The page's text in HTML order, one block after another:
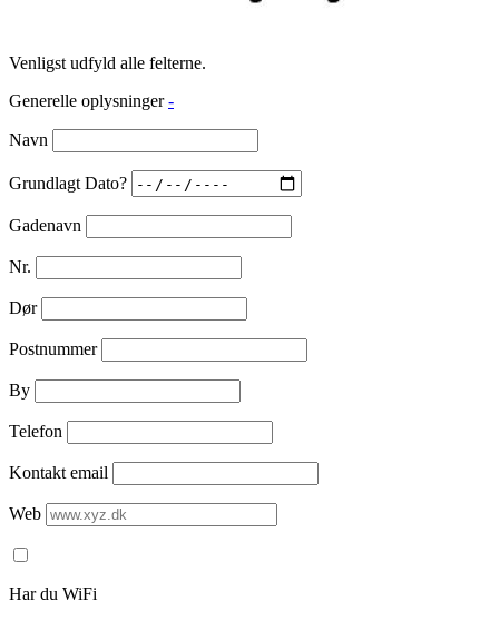
Venligst udfyld alle felterne.
Generelle oplysninger -
Navn
Grundlagt Dato?
Gadenavn
Nr.
Dør
Postnummer
By
Telefon
Kontakt email
Web
Har du WiFi